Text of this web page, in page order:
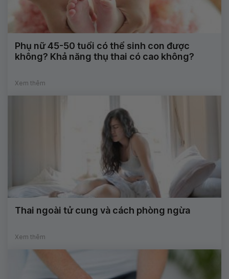
Phụ nữ 45-50 tuổi có thể sinh con được
không? Khả năng thụ thai có cao không?
Xem thêm
Thai ngoài tử cung và cách phòng ngừa
Xem thêm